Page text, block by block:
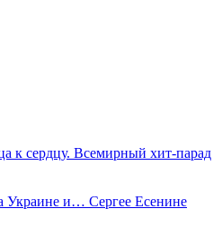
к сердцу. Всемирный хит-парад
Украине и… Сергее Есенине